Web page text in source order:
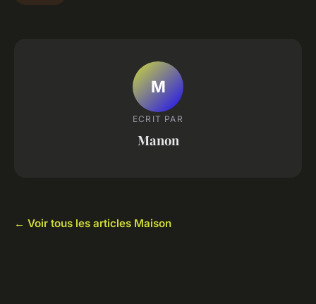
M
ECRIT PAR
Manon
← Voir tous les articles Maison